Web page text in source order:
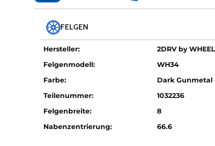
FELGEN
Hersteller:
2DRV by
Felgenmodell:
WH34
Farbe:
Dark Gunmetal
Teilenummer:
1032236
Felgenbreite:
8
Nabenzentrierung:
66.6